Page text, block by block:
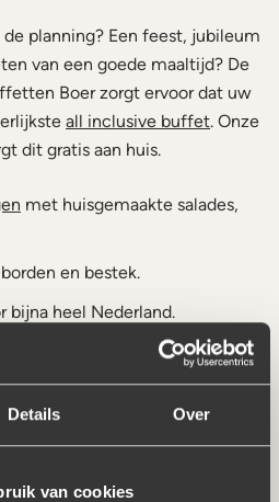
Details Over
van cookies
planning? Een feest, jubileum
van een goede maaltijd? De
Boer zorgt ervoor dat uw
all inclusive buffet. Onze
dit gratis aan huis.
met huisgemaakte salades,
en bestek.
bijna heel Nederland.
MET DE